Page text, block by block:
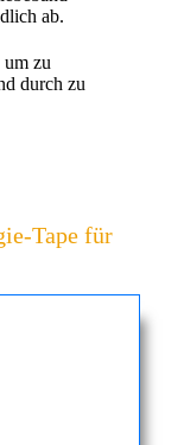
ab.
um zu
durch zu
Tape für